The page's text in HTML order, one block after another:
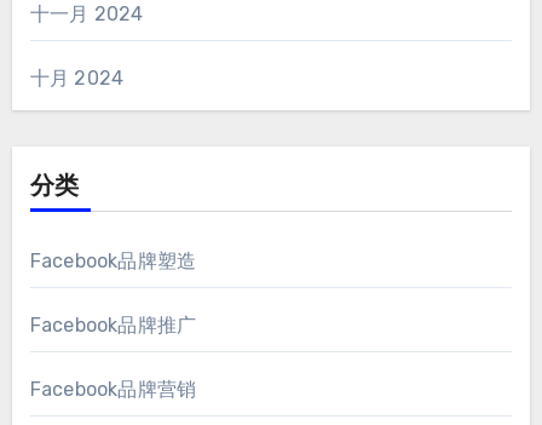
十一月 2024
十月 2024
分类
Facebook品牌塑造
Facebook品牌推广
Facebook品牌营销